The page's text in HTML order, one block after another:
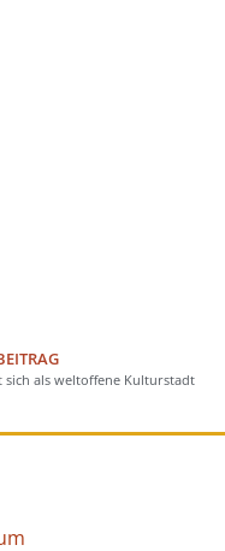
sich als weltoffene Kulturstadt